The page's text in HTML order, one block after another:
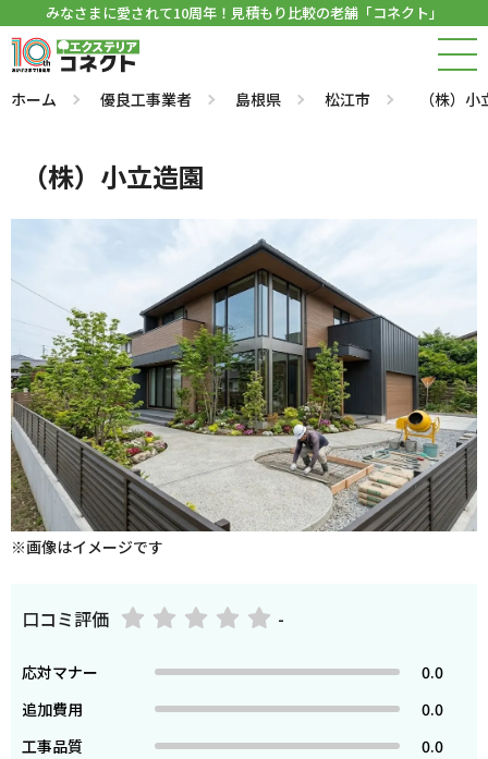
みなさまに愛されて10周年！見積もり比較の老舗「コネクト」
ホーム 優良工事業者 島根県 松江市 （株）
（株）小立造園
※画像はイメージです
口コミ評価 -
応対マナー
0.0
追加費用
0.0
工事品質
0.0